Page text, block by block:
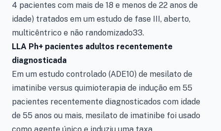
4 pacientes com mais de 18 e menos de 22 anos de
idade) tratados em um estudo de fase III, aberto,
multicêntrico e não randomizado33.
LLA Ph+ pacientes adultos recentemente
diagnosticada
Em um estudo controlado (ADE10) de mesilato de
imatinibe versus quimioterapia de indução em 55
pacientes recentemente diagnosticados com idade
de 55 anos ou mais, mesilato de imatinibe foi usado